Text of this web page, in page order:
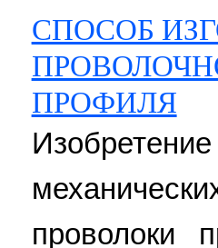
СПОСОБ
ПРОФИЛЯ
проволоки